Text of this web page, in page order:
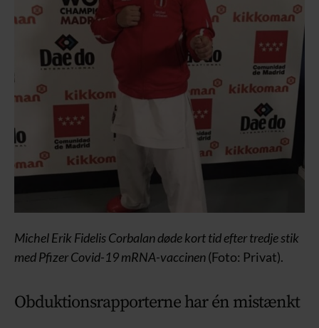
Michel Erik Fidelis Corbalan døde kort tid efter tredje stik
med Pfizer Covid-19 mRNA-vaccinen(Foto: Privat).
Obduktionsrapporterne har én mistænkt